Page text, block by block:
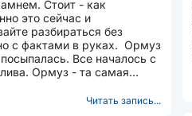
Стоит - как
это сейчас и
разбираться без
в руках. Ормуз
Все началось с
Ормуз - та самая
Читать запись...